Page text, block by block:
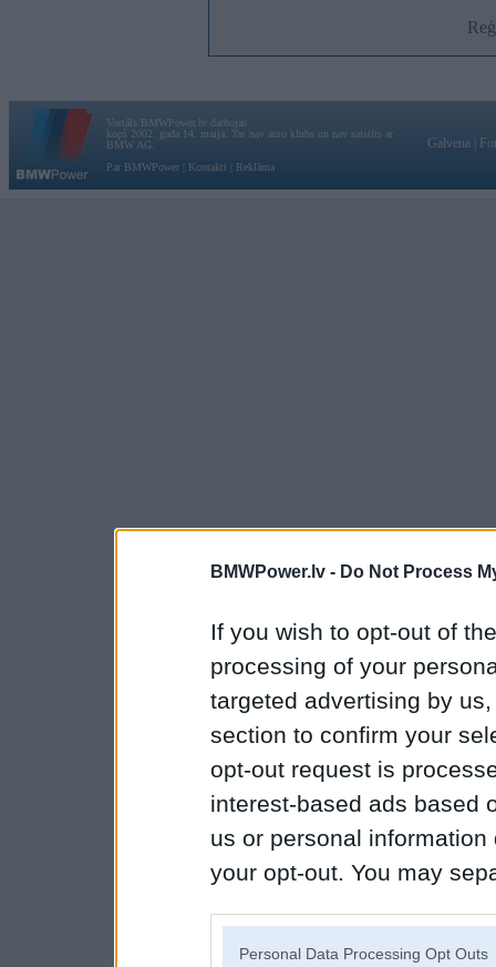
BMWPower.lv - Do Not Process
If you wish to opt-out of
processing of your
targeted advertising by
section to confirm your
opt-out request is
interest-based ads based
us or personal
your opt-out. You may
Personal Data Processing Opt Outs
Vortāls BMWPower.lv darbojas
kopš 2002. gada 14. maija. Tas nav auto klubs un nav saistīts ar
BMW AG.
Par BMWPower
Kontakti Reklāma
Galvena